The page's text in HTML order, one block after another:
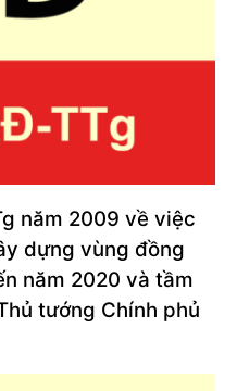
năm 2009 về việc
dựng vùng đồng
năm 2020 và tầm
tướng Chính phủ